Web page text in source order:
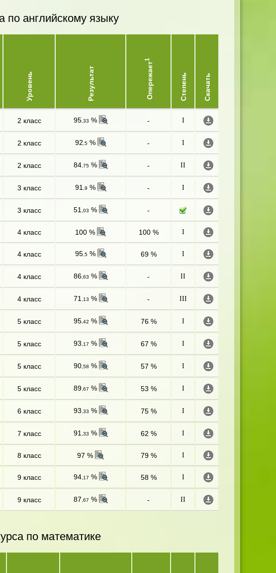
по английскому языку
Уровень Результат Опережает
1
Степень Скачать
2 класс 95,33 % - I
2 класс 92 ,5% - I
2 класс 84,75% - II
3 класс 91 ,9 % - I
3 класс 51 ,03 % -
4 класс 100 % 100 % I
4 класс 95,5% 69 % I
4 класс 86,63 % - II
4 класс 71 ,13 % - III
5 класс 95,42 % 76 % I
5 класс 93 ,17 % 67 % I
5 класс 90,58 % 57 % I
5 класс 89,67 % 53 % I
6 класс 93 ,33 % 75 % I
7 класс 91 ,33 % 62 % I
8 класс 97 % 79 % I
9 класс 94,17 % 58 % I
9 класс 87 ,67 % - II
по математике